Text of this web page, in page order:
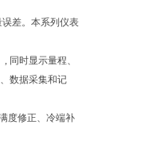
差。本系列仪表
同时显示量程、
数据采集和记
度修正、冷端补